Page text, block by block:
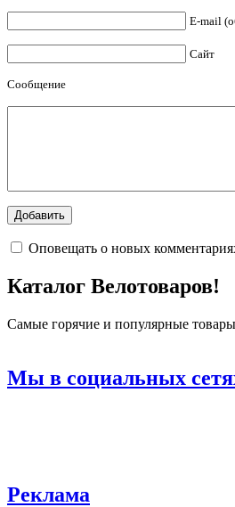
E-mail
Сайт
Сообщение
Оповещать о новых
Каталог Велотоваров!
Самые горячие и популярные товары
Мы в социальных
Реклама